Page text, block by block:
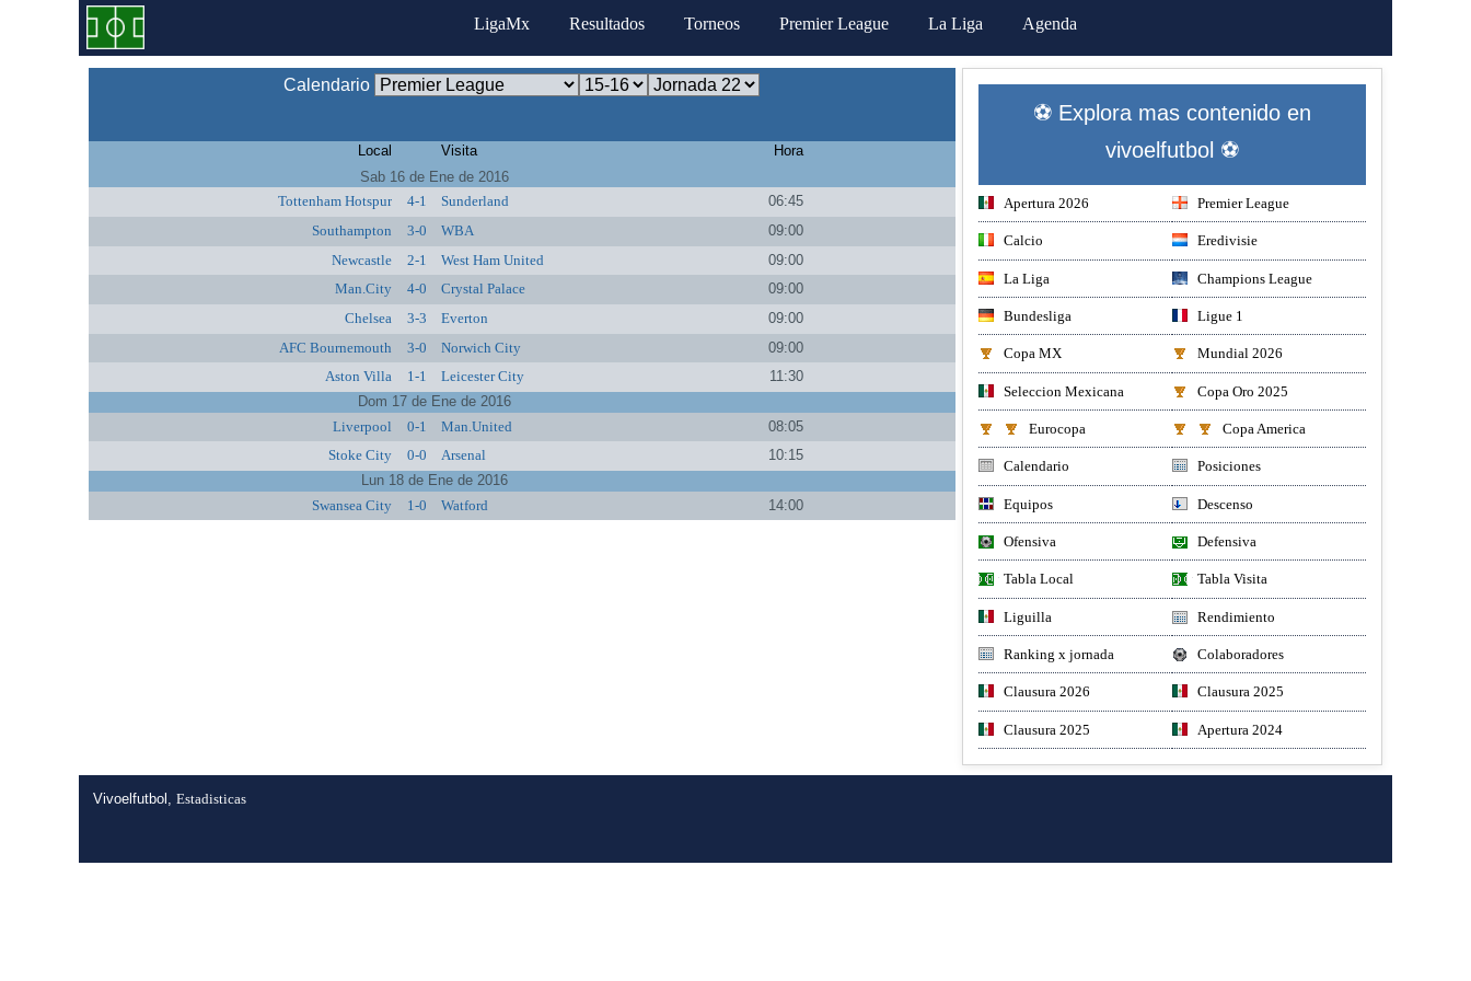
LigaMx Resultados Torneos Premier League La Liga Agenda
Calendario
Local Visita
Hora
Sab 16 de Ene de 2016
Tottenham Hotspur
4-1 Sunderland
06:45
Southampton
3-0 WBA
09:00
Newcastle
2-1 West Ham United
09:00
Man.City
4-0 Crystal Palace
09:00
Chelsea
3-3 Everton
09:00
AFC Bournemouth
3-0 Norwich City
09:00
Aston Villa
1-1 Leicester City
11:30
Dom 17 de Ene de 2016
Liverpool
0-1 Man.United
08:05
Stoke City
0-0 Arsenal
10:15
Lun 18 de Ene de 2016
Swansea City
1-0 Watford 14:00
⚽ Explora mas contenido en
vivoelfutbol ⚽
Apertura 2026 Premier League
Calcio Eredivisie
La Liga Champions League
Bundesliga Ligue 1
Copa MX Mundial 2026
Seleccion Mexicana Copa Oro 2025
Eurocopa Copa America
Calendario Posiciones
Equipos Descenso
Ofensiva Defensiva
Tabla Local Tabla Visita
Liguilla Rendimiento
Ranking x jornada Colaboradores
Clausura 2026 Clausura 2025
Clausura 2025 Apertura 2024
Vivoelfutbol,Estadisticas